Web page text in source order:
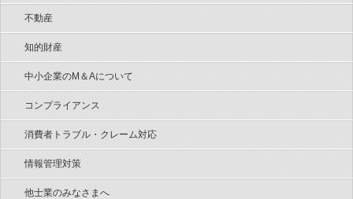
不動産
知的財産
中小企業のM＆Aについて
コンプライアンス
消費者トラブル・クレーム対応
情報管理対策
他士業のみなさまへ